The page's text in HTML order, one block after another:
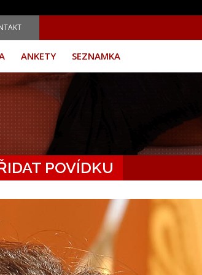
ANKETY SEZNAMKA
POVÍDKU